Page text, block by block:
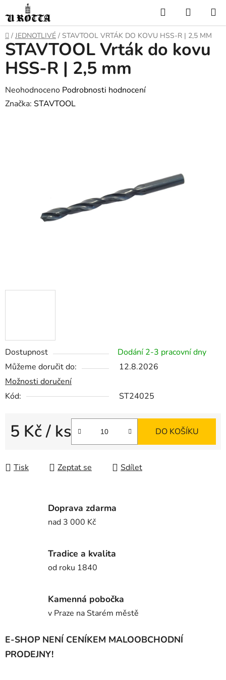
na
obsah
Hledat
KOŠÍK
DOMŮ
/ JEDNOTLIVÉ / STAVTOOL VRTÁK DO KOVU HSS-R | 2,5 MM
Dostupnost
Dodání 2-3 pracovní dny
Můžeme doručit do:
12.8.2026
Možnosti doručení
Kód:
ST24025
5 Kč/ ks DO KOŠÍKU
Tisk Zeptat se Sdílet
STAVTOOL Vrták do kovu
HSS-R | 2,5 mm
Průměrné
hodnocení
Neohodnoceno Podrobnosti hodnocení
Značka: STAVTOOL
Doprava zdarma
nad 3 000 Kč
Tradice a kvalita
od roku 1840
Kamenná pobočka
v Praze na Starém městě
E-SHOP NENÍ CENÍKEM MALOOBCHODNÍ
PRODEJNY!